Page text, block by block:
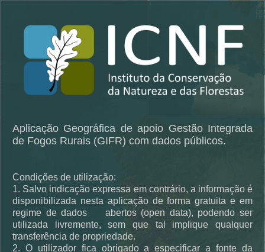
Aplicação Geográfica de apoio Gestão Integrada
de Fogos Rurais (GIFR) com dados públicos.
Condições de utilização:
1. Salvo indicação expressa em contrário, a informação é
disponibilizada nesta aplicação de forma gratuita e em
regime de dados abertos (open data), podendo ser
utilizada livremente, sem que tal implique qualquer
transferência de propriedade.
2. O utilizador fica obrigado a especificar a fonte da